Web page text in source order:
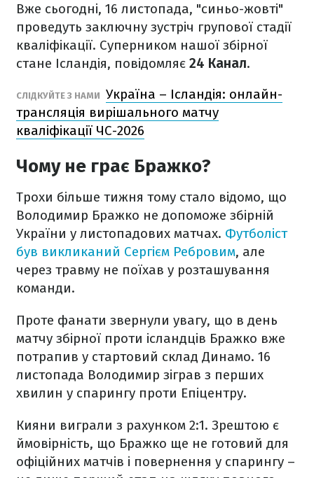
Вже сьогодні, 16 листопада, "синьо-жовті"
проведуть заключну зустріч групової стадії
кваліфікації. Суперником нашої збірної
стане Ісландія, повідомляє 24 Канал.
СЛІДКУЙТЕ З НАМИ Україна – Ісландія: онлайн-
трансляція вирішального матчу
кваліфікації ЧС-2026
Чому не грає Бражко?
Трохи більше тижня тому стало відомо, що
Володимир Бражко не допоможе збірній
України у листопадових матчах. Футболіст
був викликаний Сергієм Ребровим, але
через травму не поїхав у розташування
команди.
Проте фанати звернули увагу, що в день
матчу збірної проти ісландців Бражко вже
потрапив у стартовий склад Динамо. 16
листопада Володимир зіграв з перших
хвилин у спарингу проти Епіцентру.
Кияни виграли з рахунком 2:1. Зрештою є
ймовірність, що Бражко ще не готовий для
офіційних матчів і повернення у спарингу –